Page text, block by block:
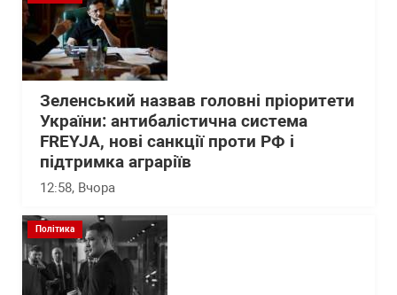
Зеленський назвав головні пріоритети
України: антибалістична система
FREYJA, нові санкції проти РФ і
підтримка аграріїв
12:58, Вчора
Політика